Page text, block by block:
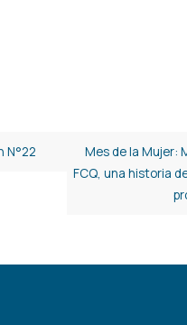
N°22
Mes de la Mujer:
FCQ, una historia